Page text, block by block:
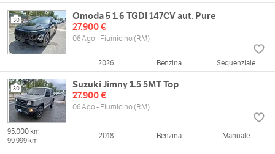
30
Omoda 5 1.6 TGDI 147CV aut. Pure
27.900 €
06 Ago - Fiumicino (RM)
2026 Benzina Sequenziale
30
Suzuki Jimny 1.5 5MT Top
27.900 €
06 Ago - Fiumicino (RM)
95.000 km
99.999 km
2018 Benzina Manuale